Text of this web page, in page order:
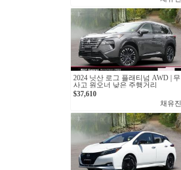
2024 닛산 로그 플래티넘 AWD | 무
사고 원오너 낮은 주행거리
$37,610
채유진